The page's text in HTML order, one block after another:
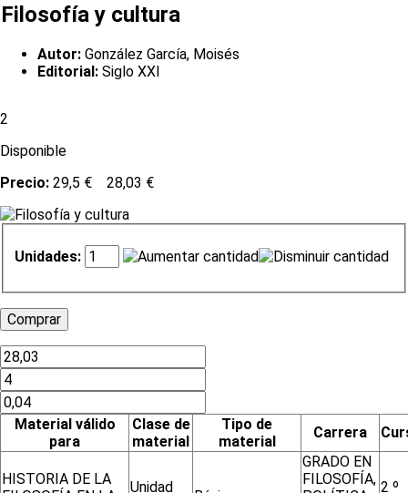
Filosofía y cultura
Autor: González García, Moisés
Editorial: Siglo XXI
2
Disponible
Precio: 29,5 € 28,03 €
Unidades:
Material válido
para
Clase de
material
Tipo de
material
Carrera
HISTORIA DE LA
Unidad
GRADO EN
FILOSOFÍA, 2 º